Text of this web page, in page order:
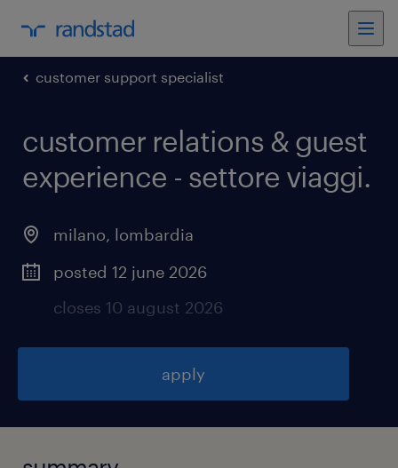
customer support specialist
customer relations & guest
experience - settore viaggi.
milano, lombardia
posted 12 june 2026
closes 10 august 2026
apply